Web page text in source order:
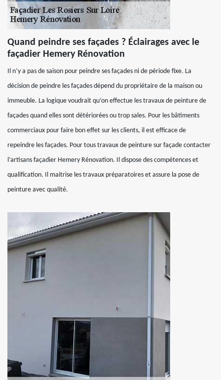
Quand peindre ses façades ? Éclairages avec le
façadier Hemery Rénovation
Il n’y a pas de saison pour peindre ses façades ni de période fixe. La
décision de peindre les façades dépend du propriétaire de la maison ou
immeuble. La logique voudrait qu’on effectue les travaux de peinture de
façades quand elles sont détériorées ou trop sales. Pour les bâtiments
commerciaux pour faire bon effet sur les clients, il est efficace de
repeindre les façades. Pour tous travaux de peinture sur façade contacter
l’artisans façadier Hemery Rénovation. Il dispose des compétences et
qualification. Il maitrise les travaux préparatoires et assure la pose de
peinture avec qualité.